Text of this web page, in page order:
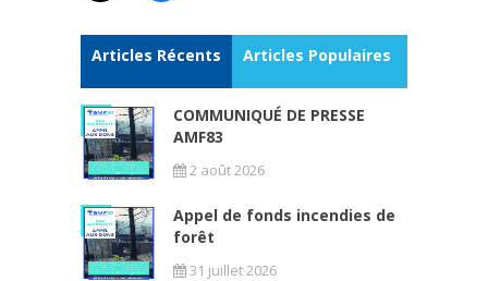
Articles Récents Articles Populaires
COMMUNIQUÉ DE PRESSE
AMF83
2 août 2026
Appel de fonds incendies de
forêt
31 juillet 2026